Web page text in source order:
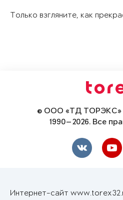
Только взгляните, как
© ООО «ТД ТОРЭКС»
1990—2026. Все
Интернет-сайт